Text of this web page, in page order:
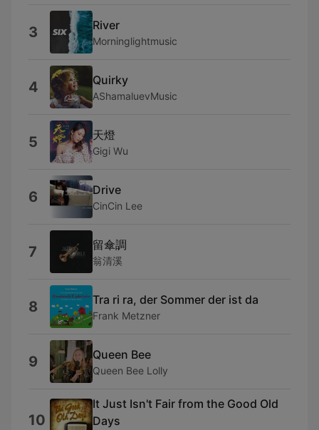
3 River
Morninglightmusic
4 Quirky
AShamaluevMusic
5 天燈
Gigi Wu
6 Drive
CinCin Lee
7 留傘調
翁清溪
8 Tra ri ra, der Sommer der ist da
Frank Metzner
9 Queen Bee
Queen Bee Lolly
10
It Just Isn't Fair from the Good Old
Days